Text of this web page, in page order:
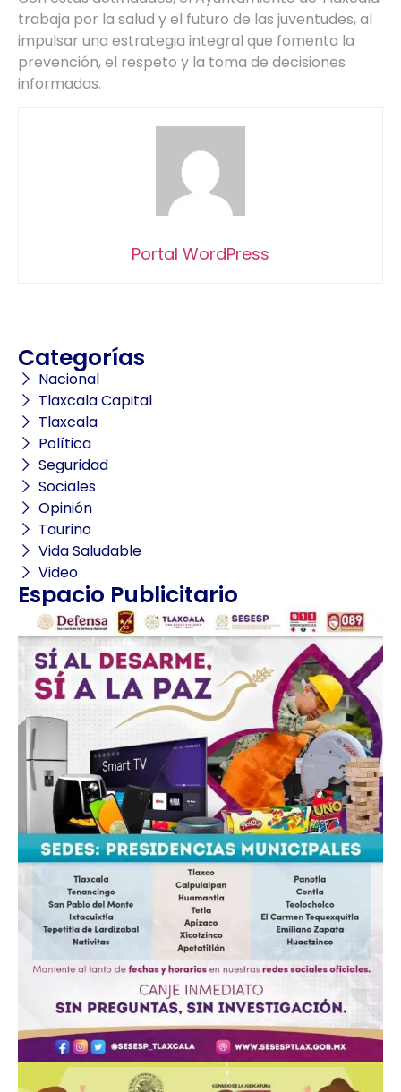
trabaja por la salud y el futuro de las juventudes, al
impulsar una estrategia integral que fomenta la
prevención, el respeto y la toma de decisiones
informadas.
Portal WordPress
Categorías
Nacional
Tlaxcala Capital
Tlaxcala
Política
Seguridad
Sociales
Opinión
Taurino
Vida Saludable
Video
Espacio Publicitario